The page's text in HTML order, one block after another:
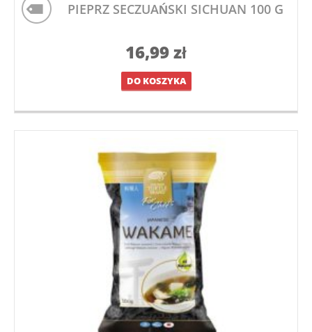
PIEPRZ SECZUAŃSKI SICHUAN 100 G
16,99zł
DO KOSZYKA